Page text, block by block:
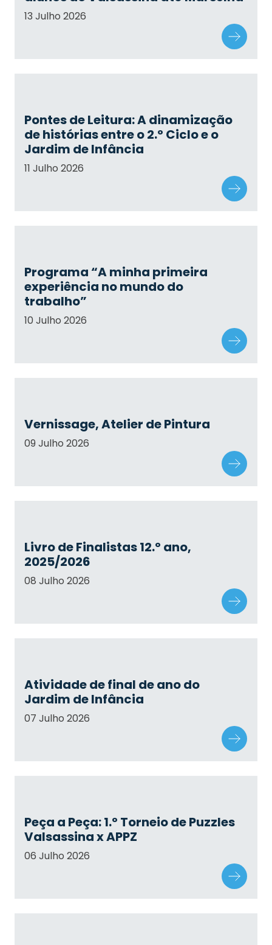
13 Julho 2026
Pontes de Leitura: A dinamização
de histórias entre o 2.º Ciclo e o
Jardim de Infância
11 Julho 2026
Programa “A minha primeira
experiência no mundo do
trabalho”
10 Julho 2026
Vernissage, Atelier de Pintura
09 Julho 2026
Livro de Finalistas 12.º ano,
2025/2026
08 Julho 2026
Atividade de final de ano do
Jardim de Infância
07 Julho 2026
Peça a Peça: 1.º Torneio de Puzzles
Valsassina x APPZ
06 Julho 2026